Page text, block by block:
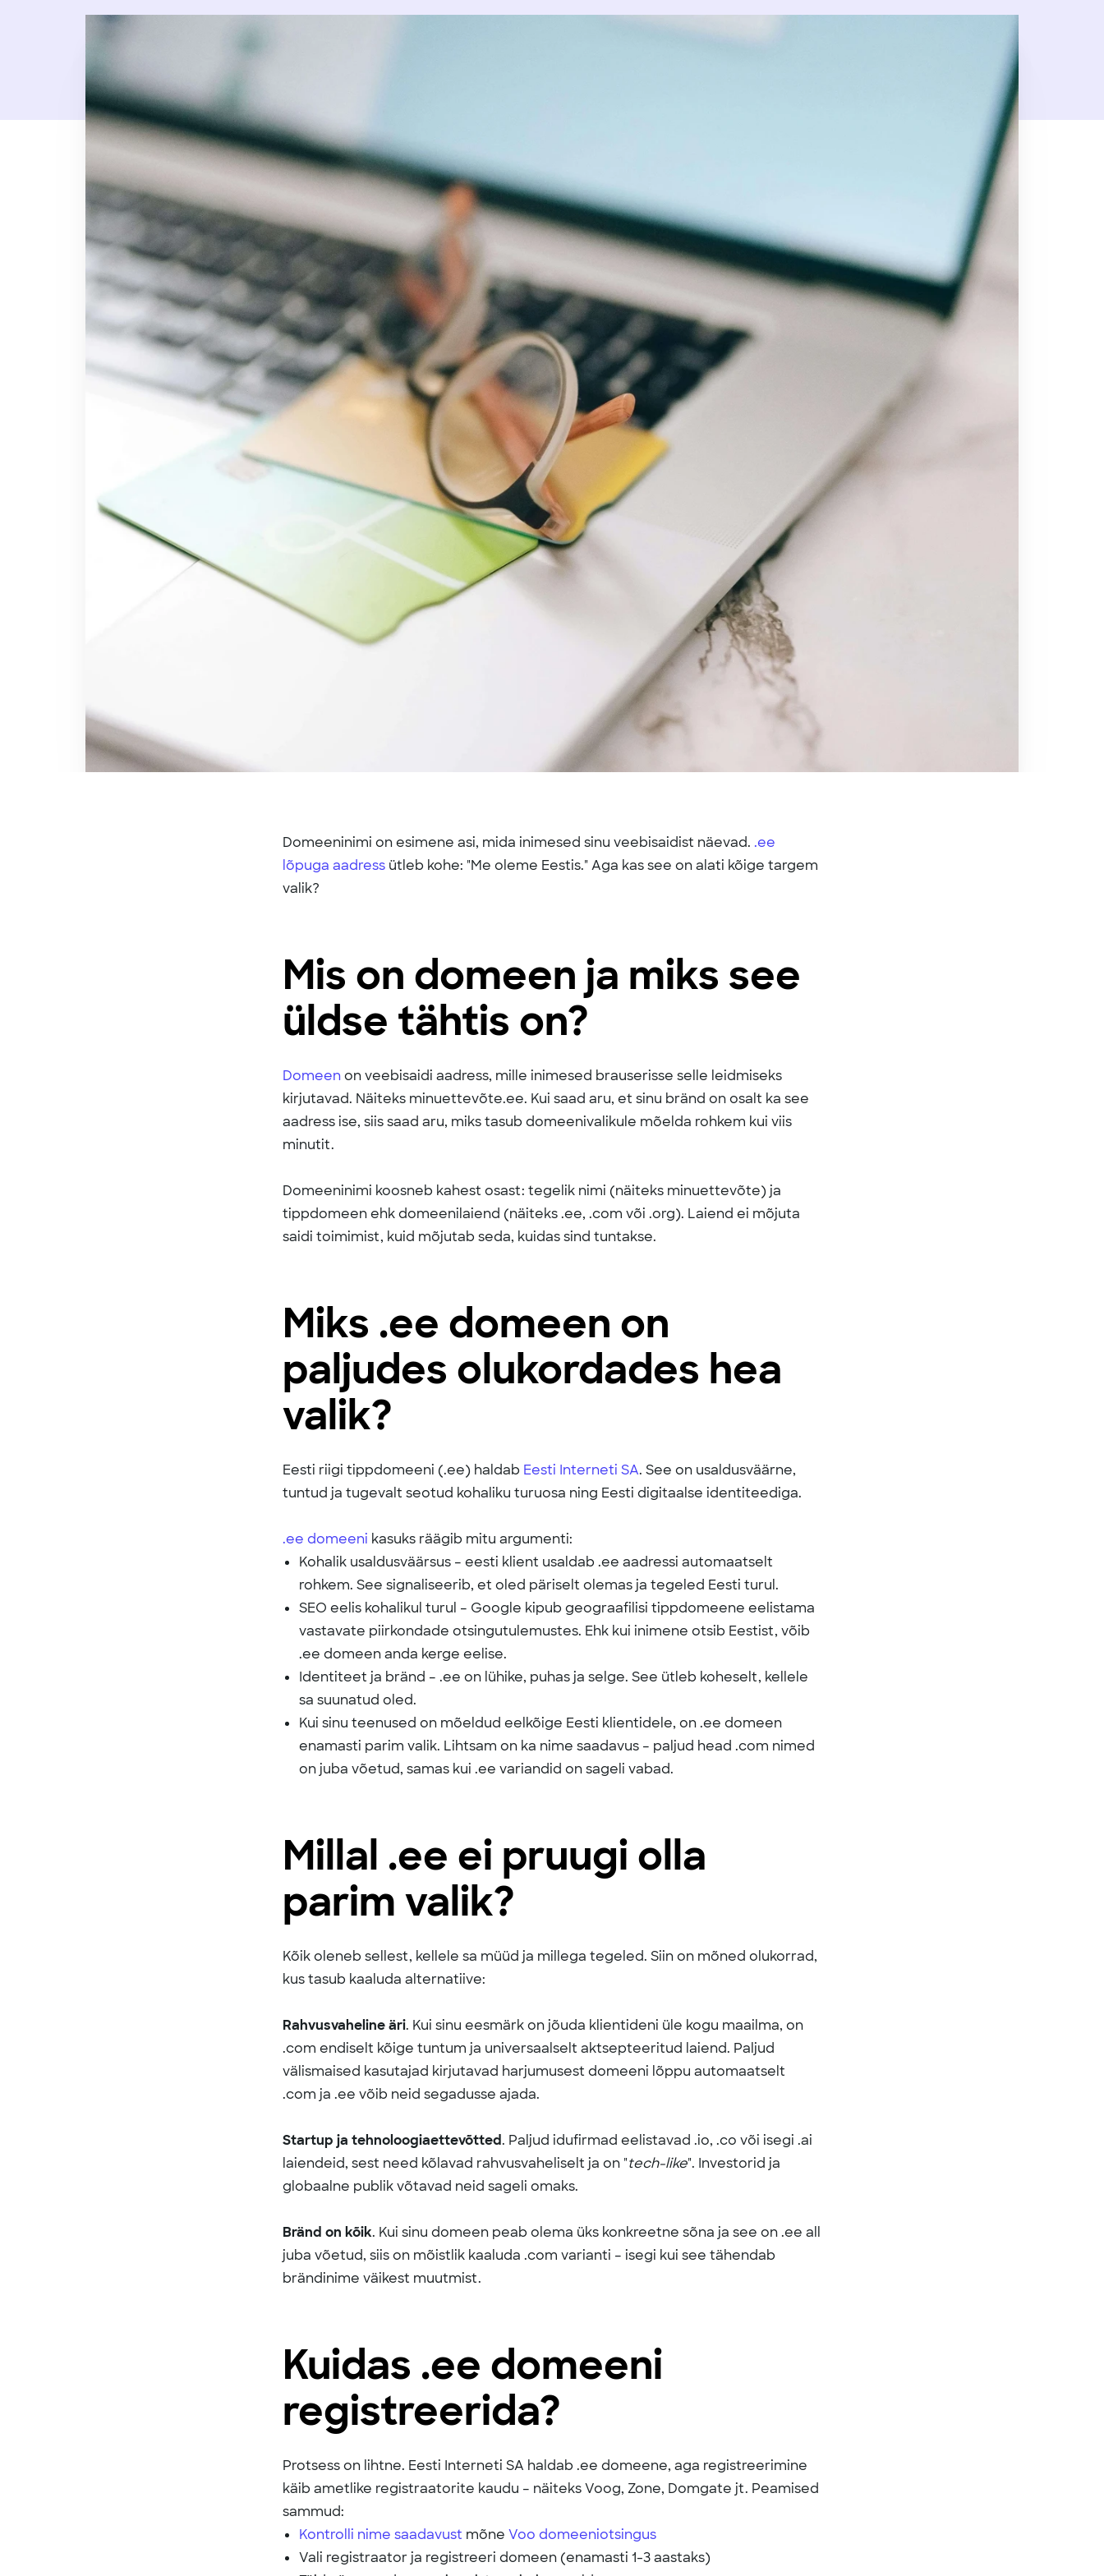
Domeeninimi on esimene asi, mida inimesed sinu veebisaidist näevad. .ee
lõpuga aadress ütleb kohe: "Me oleme Eestis." Aga kas see on alati kõige targem
valik?
Mis on domeen ja miks see
üldse tähtis on?
Domeenon veebisaidi aadress, mille inimesed brauserisse selle leidmiseks
kirjutavad. Näiteks minuettevõte.ee. Kui saad aru, et sinu bränd on osalt ka see
aadress ise, siis saad aru, miks tasub domeenivalikule mõelda rohkem kui viis
minutit.
Domeeninimi koosneb kahest osast: tegelik nimi (näiteks minuettevõte) ja
tippdomeen ehk domeenilaiend (näiteks .ee, .com või .org). Laiend ei mõjuta
saidi toimimist, kuid mõjutab seda, kuidas sind tuntakse.
Miks .ee domeen on
paljudes olukordades hea
valik?
Eesti riigi tippdomeeni (.ee) haldab Eesti Interneti SA. See on usaldusväärne,
tuntud ja tugevalt seotud kohaliku turuosa ning Eesti digitaalse identiteediga.
.ee domeeni kasuks räägib mitu argumenti:
Kohalik usaldusväärsus – eesti klient usaldab .ee aadressi automaatselt
rohkem. See signaliseerib, et oled päriselt olemas ja tegeled Eesti turul.
SEO eelis kohalikul turul – Google kipub geograafilisi tippdomeene eelistama
vastavate piirkondade otsingutulemustes. Ehk kui inimene otsib Eestist, võib
.ee domeen anda kerge eelise.
Identiteet ja bränd – .ee on lühike, puhas ja selge. See ütleb koheselt, kellele
sa suunatud oled.
Kui sinu teenused on mõeldud eelkõige Eesti klientidele, on .ee domeen
enamasti parim valik. Lihtsam on ka nime saadavus – paljud head .com nimed
on juba võetud, samas kui .ee variandid on sageli vabad.
Millal .ee ei pruugi olla
parim valik?
Kõik oleneb sellest, kellele sa müüd ja millega tegeled. Siin on mõned olukorrad,
kus tasub kaaluda alternatiive:
Rahvusvaheline äri. Kui sinu eesmärk on jõuda klientideni üle kogu maailma, on
.com endiselt kõige tuntum ja universaalselt aktsepteeritud laiend. Paljud
välismaised kasutajad kirjutavad harjumusest domeeni lõppu automaatselt
.com ja .ee võib neid segadusse ajada.
Startup ja tehnoloogiaettevõtted. Paljud idufirmad eelistavad .io, .co või isegi .ai
laiendeid, sest need kõlavad rahvusvaheliselt ja on "tech-like". Investorid ja
globaalne publik võtavad neid sageli omaks.
Bränd on kõik. Kui sinu domeen peab olema üks konkreetne sõna ja see on .ee all
juba võetud, siis on mõistlik kaaluda .com varianti – isegi kui see tähendab
brändinime väikest muutmist.
Kuidas .ee domeeni
registreerida?
Protsess on lihtne. Eesti Interneti SA haldab .ee domeene, aga registreerimine
käib ametlike registraatorite kaudu – näiteks Voog, Zone, Domgate jt. Peamised
sammud:
Kontrolli nime saadavust mõne Voo domeeniotsingus
Vali registraator ja registreeri domeen (enamasti 1-3 aastaks)